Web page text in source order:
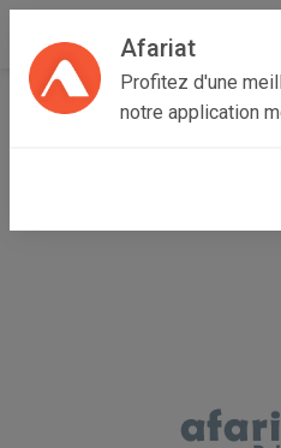
Afariat
Profitez d'une
notre application
Accueil Recherche Grand